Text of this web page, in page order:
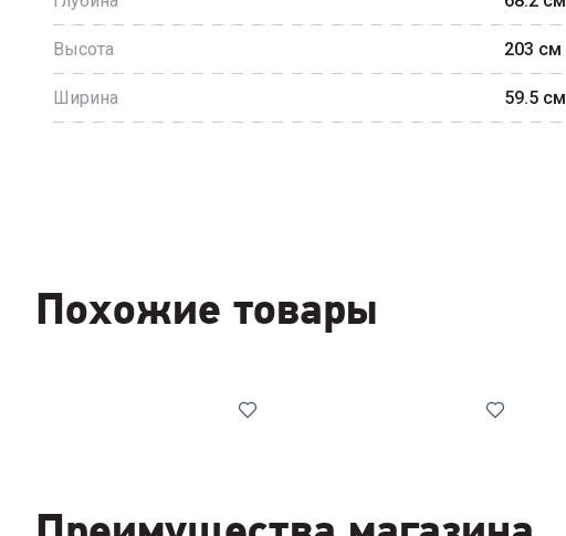
Высота 203 см
Ширина 59.5 см
Похожие товары